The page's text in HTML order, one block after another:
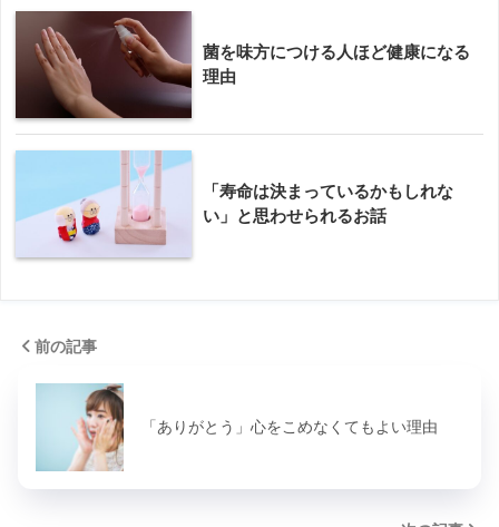
菌を味方につける人ほど健康になる
理由
「寿命は決まっているかもしれな
い」と思わせられるお話
前の記事
「ありがとう」心をこめなくてもよい理由